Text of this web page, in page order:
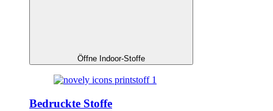
Öffne Indoor-Stoffe
Bedruckte Stoffe